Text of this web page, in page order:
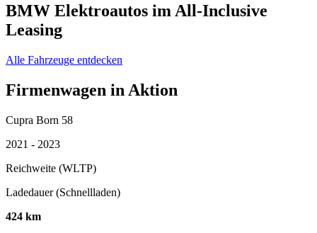
BMW Elektroautos im All-Inclusive
Leasing
Alle Fahrzeuge entdecken
Firmenwagen in Aktion
Cupra Born 58
2021 - 2023
Reichweite (WLTP)
Ladedauer (Schnellladen)
424 km